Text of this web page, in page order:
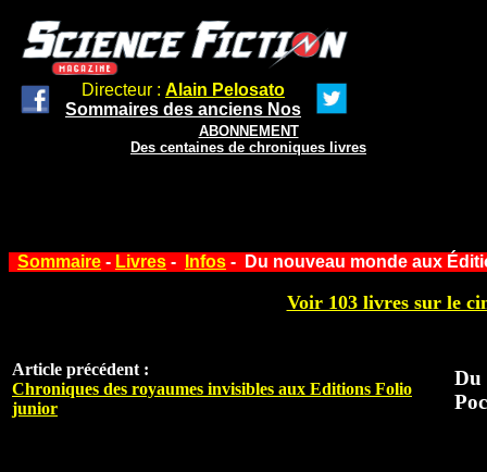
Directeur : Alain Pelosato
Sommaires des anciens Nos
ABONNEMENT
Des centaines de chroniques livres
Sommaire - Livres - Infos - Du nouveau monde aux
Voir 103 livres sur le
Article précédent :
Chroniques des royaumes invisibles aux Editions Folio
junior
Du